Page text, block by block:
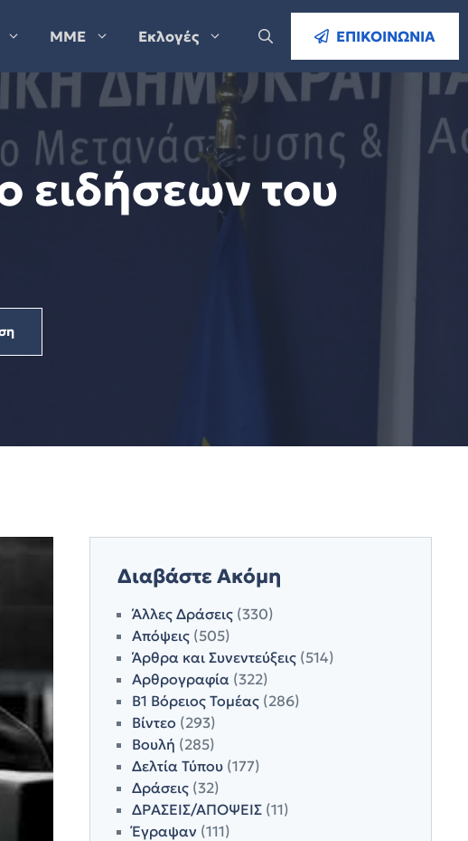
ΜΜΕ Εκλογές ΕΠΙΚΟΙΝΩΝΙΑ
ειδήσεων του
Διαβάστε Ακόμη
Άλλες Δράσεις(330)
Απόψεις(505)
Άρθρα και Συνεντεύξεις(514)
Αρθρογραφία(322)
Β1 Βόρειος Τομέας(286)
Βίντεο (293)
Βουλή (285)
Δελτία Τύπου(177)
Δράσεις(32)
ΔΡΑΣΕΙΣ/ΑΠΟΨΕΙΣ(11)
Έγραψαν (111)